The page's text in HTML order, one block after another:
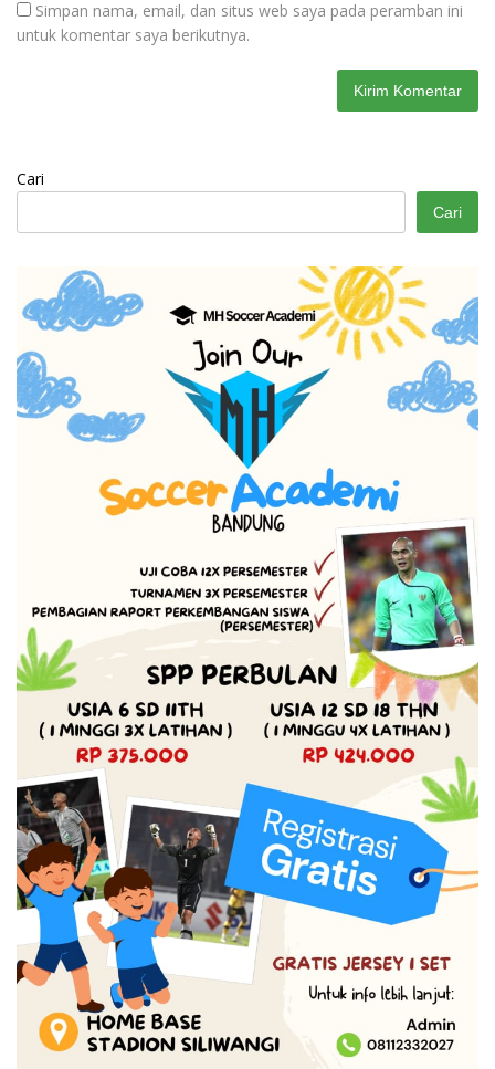
Simpan nama, email, dan situs web saya pada peramban ini
untuk komentar saya berikutnya.
Cari
Cari